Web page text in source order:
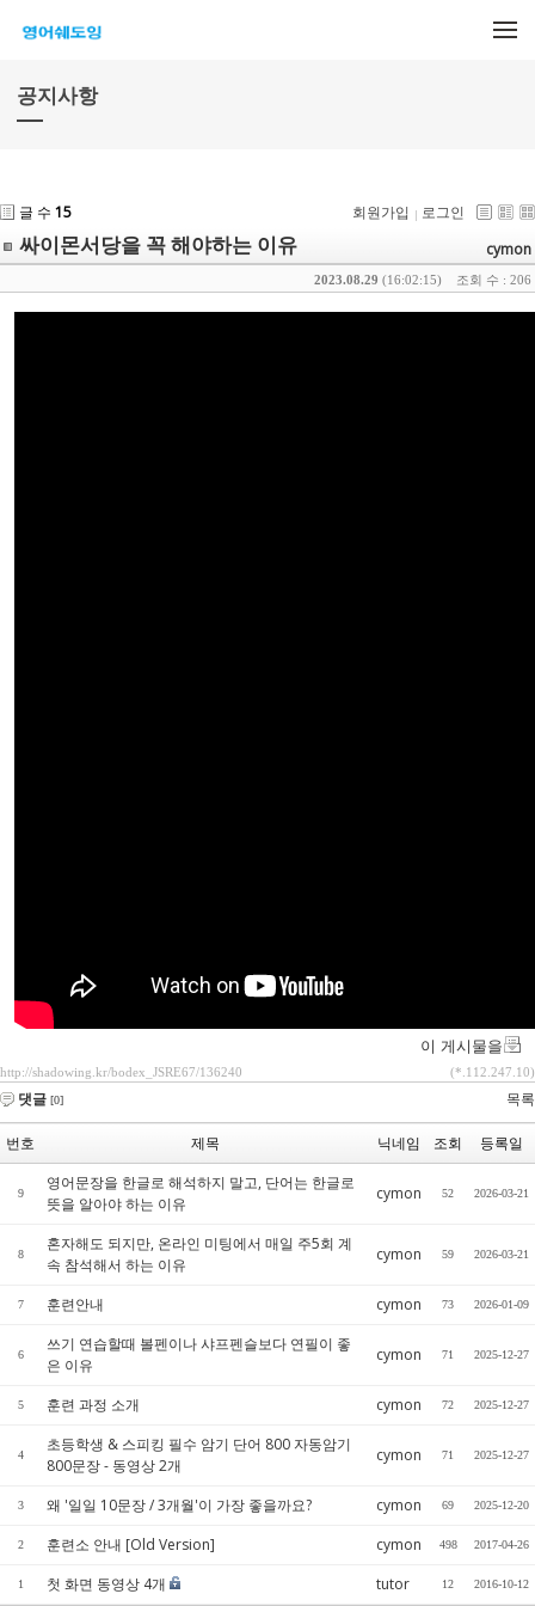
공지사항
글 수 15 회원가입 로그인
싸이몬서당을 꼭 해야하는 이유 cymon
조회 수 : 206
2023.08.29 (16:02:15)
이 게시물을
http://shadowing.kr/bodex_JSRE67/136240 (*.112.247.10)
댓글 [0] 목록
번호 제목 닉네임 조회 등록일
9
영어문장을 한글로 해석하지 말고, 단어는 한글로
뜻을 알아야 하는 이유
cymon 52 2026-03-21
8
혼자해도 되지만, 온라인 미팅에서 매일 주5회 계
속 참석해서 하는 이유
cymon 59 2026-03-21
7 훈련안내 cymon 73 2026-01-09
6
쓰기 연습할때 볼펜이나 샤프펜슬보다 연필이 좋
은 이유
cymon 71 2025-12-27
5 훈련 과정 소개 cymon 72 2025-12-27
4
초등학생 & 스피킹 필수 암기 단어 800 자동암기
800문장 - 동영상 2개
cymon 71 2025-12-27
3 왜 '일일 10문장 / 3개월'이 가장 좋을까요? cymon 69 2025-12-20
2 훈련소 안내 [Old Version] cymon 498 2017-04-26
1 첫 화면 동영상 4개 tutor 12 2016-10-12